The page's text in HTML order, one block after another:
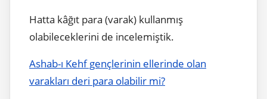
Hatta kâğıt para (varak) kullanmış
olabileceklerini de incelemiştik.
Ashab-ı Kehf gençlerinin ellerinde olan
varakları deri para olabilir mi?